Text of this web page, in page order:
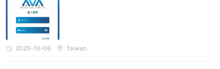
2020-10-06 Taiwan